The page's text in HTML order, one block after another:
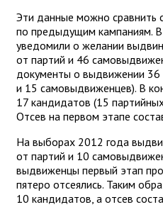
Эти данные можно сравнить
по предыдущим кампаниям.
уведомили о желании
от партий и 46
документы о выдвижении
и 15 самовыдвиженцев). В
17 кандидатов (15
Отсев на первом этапе
На выборах 2012 года
от партий и 10
выдвиженцы первый этап
пятеро отсеялись. Таким
10 кандидатов, а отсев